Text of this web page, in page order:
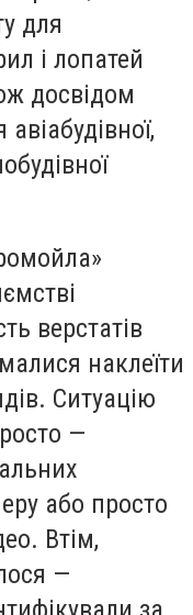
для
і лопатей
досвідом
верстатів
наклеїти
Ситуацію
—
або просто
Втім,
—